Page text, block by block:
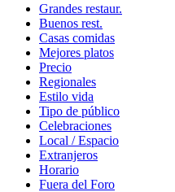
Grandes restaur.
Buenos rest.
Casas comidas
Mejores platos
Precio
Regionales
Estilo vida
Tipo de público
Celebraciones
Local / Espacio
Extranjeros
Horario
Fuera del Foro